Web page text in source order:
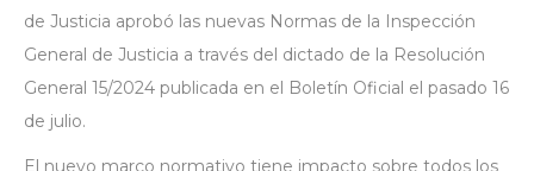
de Justicia aprobó las nuevas Normas de la Inspección
General de Justicia a través del dictado de la Resolución
General 15/2024 publicada en el Boletín Oficial el pasado 16
de julio.
El nuevo marco normativo tiene impacto sobre todos los